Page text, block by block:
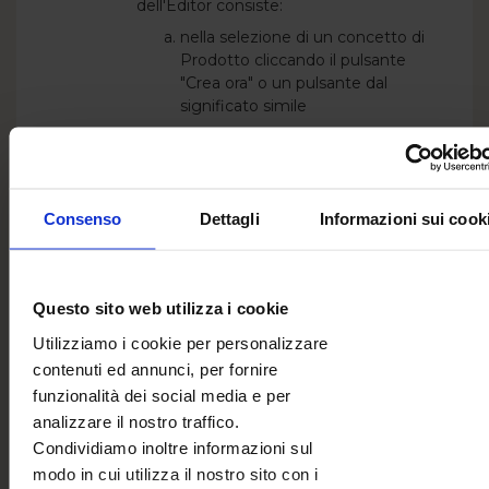
Consenso Dettagli Informazioni sui
Questo sito web utilizza i cookie
Utilizziamo i cookie per personalizzare
contenuti ed annunci, per fornire
funzionalità dei social media e per
analizzare il nostro traffico.
Condividiamo inoltre informazioni sul
modo in cui utilizza il nostro sito con i
dell'Editor consiste:
nella selezione di un concetto di
Prodotto cliccando il pulsante
"Crea ora" o un pulsante dal
significato simile
nell'accettazione del Progetto -
un pulsante dal significato simile.
L'Editor permette di mettere a
disposizione a terzi l'anteprima del
Progetto o di visualizzare il progetto e
aggiungervi foto. La messa a
disposizione viene effettuata mediante
un link individualmente generato, un
codice QR o un'altra funzionalità.